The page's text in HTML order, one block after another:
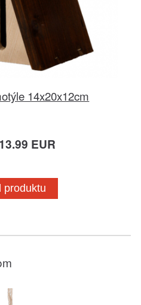
14x20x12cm
EUR
produktu